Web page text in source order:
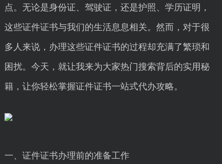
点。无论是身份证、驾驶证，还是护照、学历证明，
这些证件证书与我们的生活息息相关。然而，对于很
多人来说，办理这些证件证书的过程却充满了繁琐和
困扰。今天，就让我来为大家热门搜索背后的实用秘
籍，让你轻松掌握证件证书一站式代办攻略。
一、证件证书办理前的准备工作